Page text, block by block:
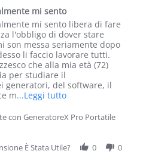
mi sento
on 21 Jul 2026finalmente mi sento
mi sento libera di fare
l'obbligo di dover stare
son messa seriamente dopo
li faccio lavorare tutti.
che alla mia età (72)
per studiare il
generatori, del software, il
m...Leggi tuttoRead more about
con GeneratoreX Pro Portatile
È Stata Utile? 0 0